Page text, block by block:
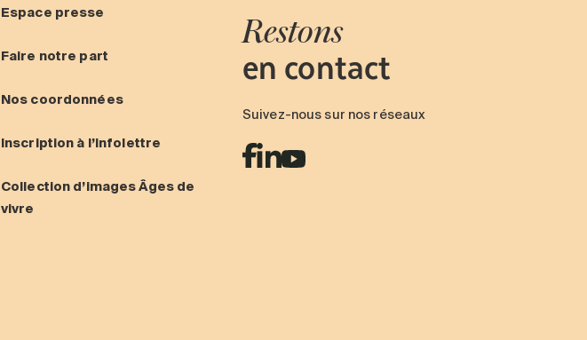
Espace presse
Faire notre part
Nos coordonnées
Inscription à l’infolettre
Collection d’images Âges de
vivre
Restons
en contact
Suivez-nous sur nos réseaux